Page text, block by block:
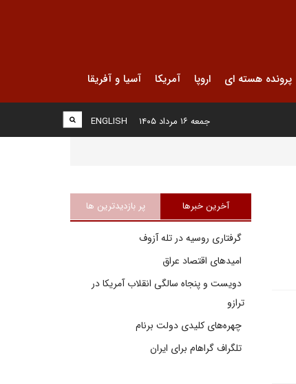
پرونده هسته ای اروپا آمریکا آسیا و آفریقا
ENGLISH جمعه ۱۶ مرداد ۱۴۰۵
آخرین خبرها پر بازدیدترین ها
گرفتاری روسیه در تله آزوف
امیدهای اقتصاد عراق
دویست و پنجاه سالگی انقلاب آمریکا در
ترازو
چهره‌های کلیدی دولت برنام
تلگراف گراهام برای ایران